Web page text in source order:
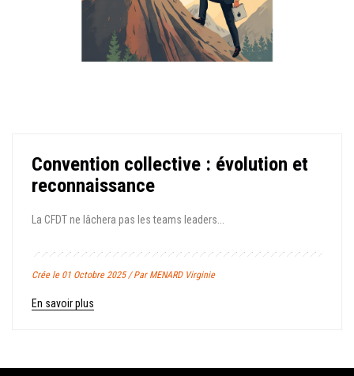
Convention collective : évolution et
reconnaissance
La CFDT ne lâchera pas les teams leaders...
Crée le 01 Octobre 2025 / Par MENARD Virginie
En savoir plus